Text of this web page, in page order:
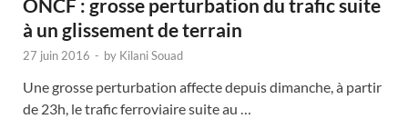
ONCF : grosse perturbation du trafic suite
à un glissement de terrain
27 juin 2016 - by Kilani Souad
Une grosse perturbation affecte depuis dimanche, à partir
de 23h, le trafic ferroviaire suite au …